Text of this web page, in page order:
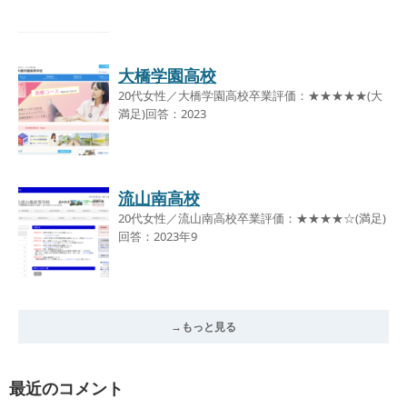
大橋学園高校
20代女性／大橋学園高校卒業評価：★★★★★(大
満足)回答：2023
流山南高校
20代女性／流山南高校卒業評価：★★★★☆(満足)
回答：2023年9
→もっと見る
最近のコメント